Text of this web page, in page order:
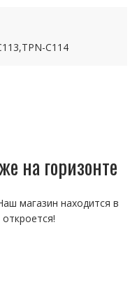
C114
на горизонте
магазин находится в